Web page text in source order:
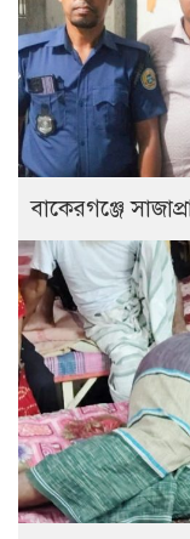
বাকেরগঞ্জে